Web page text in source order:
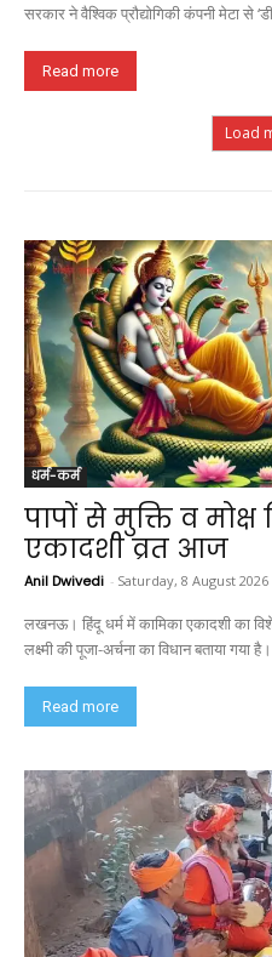
सरकार ने वैश्विक प्रौद्योगिकी कंपनी मेटा से
Read more
Load
धर्म-कर्म
पापों से मुक्ति व
एकादशी व्रत आज
Anil Dwivedi - Saturday, 8 August 2026
लखनऊ। हिंदू धर्म में कामिका एकादशी का
लक्ष्मी की पूजा-अर्चना का विधान बताया गया
Read more